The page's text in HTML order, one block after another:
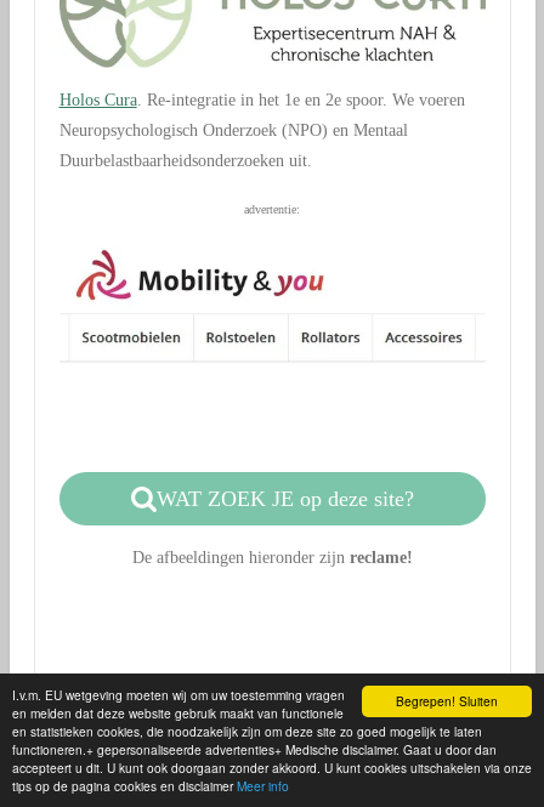
Begrepen! Sluiten
I.v.m. EU wetgeving moeten wij om uw toestemming vragen
en melden dat deze website gebruik maakt van functionele
en statistieken cookies, die noodzakelijk zijn om deze site zo goed mogelijk te laten
functioneren.+ gepersonaliseerde advertenties+ Medische disclaimer. Gaat u door dan
accepteert u dit. U kunt ook doorgaan zonder akkoord. U kunt cookies uitschakelen via onze
tips op de pagina cookies en disclaimerMeer info
Holos Cura. Re-integratie in het 1e en 2e spoor. We voeren
Neuropsychologisch Onderzoek (NPO) en Mentaal
Duurbelastbaarheidsonderzoeken uit.
advertentie:
WAT ZOEK JE op deze site?
De afbeeldingen hieronder zijn reclame!